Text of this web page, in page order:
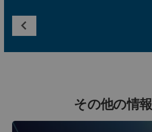
その他の情報